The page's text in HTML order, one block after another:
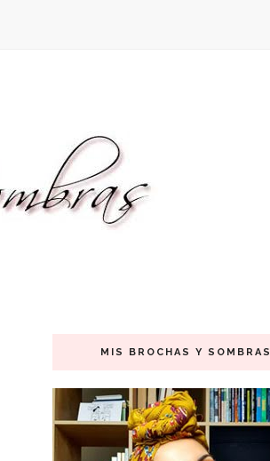
MIS BROCHAS Y SOMBRAS